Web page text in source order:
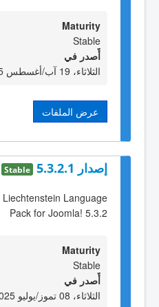
Maturity
Stable
أٌصدر في
الثلاثاء، 19 آب/أغسطس 2025 20:39
عرض الملفات
إصدار 5.3.2.1 Stable
Language
Pack for Joomla! 5.3.2
Maturity
Stable
أٌصدر في
الثلاثاء، 08 تموز/يوليو 2025 15:42